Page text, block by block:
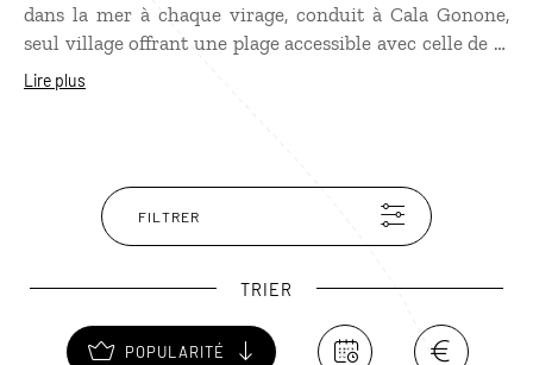
dans la mer à chaque virage, conduit à Cala Gonone,
seul village offrant une plage accessible avec celle de la
ville d’Orosei. Car la beauté du golfe d’Orosei tient aussi
criques de rêve, sans oublier la Grotta del Bue Marino
et celles au nord de Dorgali.
Lire plus
FILTRER
TRIER
POPULARITÉ